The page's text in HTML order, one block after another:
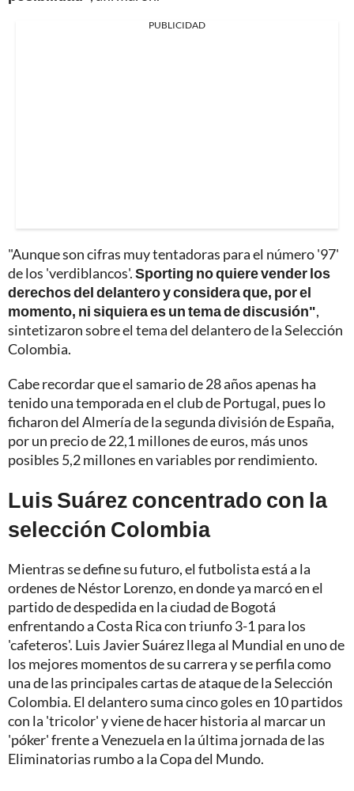
PUBLICIDAD
"Aunque son cifras muy tentadoras para el número '97'
de los 'verdiblancos'.Sporting no quiere vender los
derechos del delantero y considera que, por el
momento, ni siquiera es un tema de discusión",
sintetizaron sobre el tema del delantero de la Selección
Colombia.
Cabe recordar que el samario de 28 años apenas ha
tenido una temporada en el club de Portugal, pues lo
ficharon del Almería de la segunda división de España,
por un precio de 22,1 millones de euros, más unos
posibles 5,2 millones en variables por rendimiento.
Luis Suárez concentrado con la
selección Colombia
Mientras se define su futuro, el futbolista está a la
ordenes de Néstor Lorenzo, en donde ya marcó en el
partido de despedida en la ciudad de Bogotá
enfrentando a Costa Rica con triunfo 3-1 para los
'cafeteros'. Luis Javier Suárez llega al Mundial en uno de
los mejores momentos de su carrera y se perfila como
una de las principales cartas de ataque de la Selección
Colombia. El delantero suma cinco goles en 10 partidos
con la 'tricolor' y viene de hacer historia al marcar un
'póker' frente a Venezuela en la última jornada de las
Eliminatorias rumbo a la Copa del Mundo.